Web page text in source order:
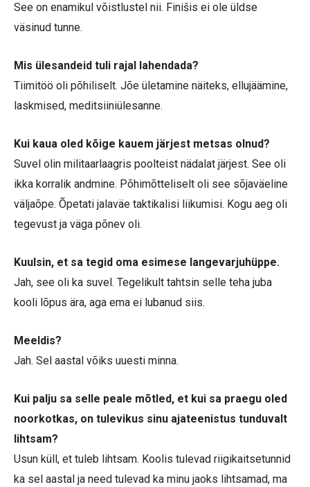
See on enamikul võistlustel nii. Finišis ei ole üldse
väsinud tunne.
Mis ülesandeid tuli rajal lahendada?
Tiimitöö oli põhiliselt. Jõe ületamine näiteks, ellujäämine,
laskmised, meditsiiniülesanne.
Kui kaua oled kõige kauem järjest metsas olnud?
Suvel olin militaarlaagris poolteist nädalat järjest. See oli
ikka korralik andmine. Põhimõtteliselt oli see sõjaväeline
väljaõpe. Õpetati jalaväe taktikalisi liikumisi. Kogu aeg oli
tegevust ja väga põnev oli.
Kuulsin, et sa tegid oma esimese langevarjuhüppe.
Jah, see oli ka suvel. Tegelikult tahtsin selle teha juba
kooli lõpus ära, aga ema ei lubanud siis.
Meeldis?
Jah. Sel aastal võiks uuesti minna.
Kui palju sa selle peale mõtled, et kui sa praegu oled
noorkotkas, on tulevikus sinu ajateenistus tunduvalt
lihtsam?
Usun küll, et tuleb lihtsam. Koolis tulevad riigikaitsetunnid
ka sel aastal ja need tulevad ka minu jaoks lihtsamad, ma